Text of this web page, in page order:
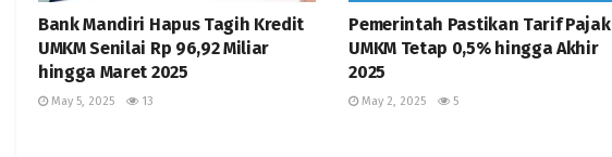
Bank Mandiri Hapus Tagih Kredit
UMKM Senilai Rp 96,92 Miliar
hingga Maret 2025
May 5, 2025 13
Pemerintah Pastikan Tarif Pajak
UMKM Tetap 0,5% hingga Akhir
2025
May 2, 2025 5